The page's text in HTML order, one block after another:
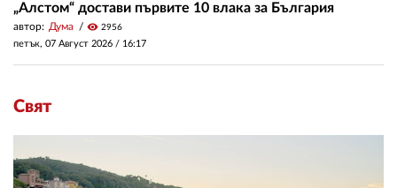
„Алстом“ достави първите 10 влака за България
автор: Дума visibility 2956
петък, 07 Август 2026 / 16:17
Свят